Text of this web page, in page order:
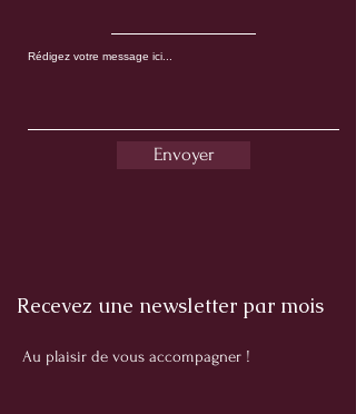
Envoyer
Recevez une newsletter par mois
Au plaisir de vous accompagner !